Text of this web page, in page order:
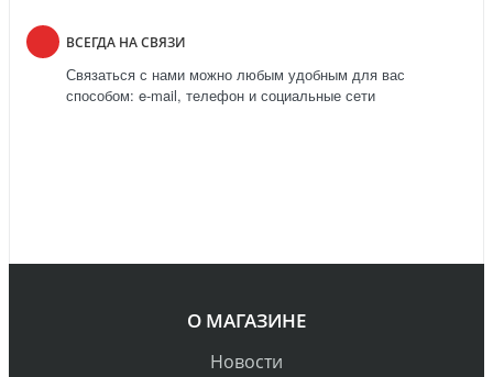
ВСЕГДА НА СВЯЗИ
Связаться с нами можно любым удобным для вас
способом: e-mail, телефон и социальные сети
О МАГАЗИНЕ
Новости